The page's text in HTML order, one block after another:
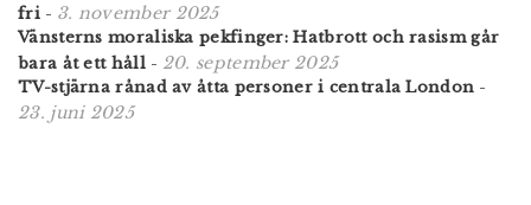
fri- 3. november 2025
Vänsterns moraliska pekfinger: Hatbrott och rasism går
bara åt ett håll- 20. september 2025
TV-stjärna rånad av åtta personer i centrala London -
23. juni 2025